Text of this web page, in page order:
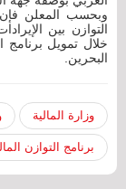
وبحسب المعلن
خلال تمويل برنامج
البحرين.
وزارة المالية
برنامج التوازن